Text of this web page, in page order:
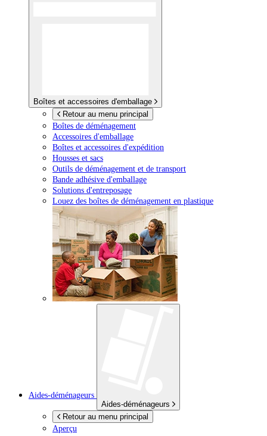
Boîtes et accessoires d'emballage
Retour au menu principal
Boîtes de déménagement
Accessoires d'emballage
Boîtes et accessoires d'expédition
Housses et sacs
Outils de déménagement et de transport
Bande adhésive d'emballage
Solutions d'entreposage
Louez des boîtes de déménagement en plastique
Aides-déménageurs
Aides-déménageurs
Retour au menu principal
Aperçu